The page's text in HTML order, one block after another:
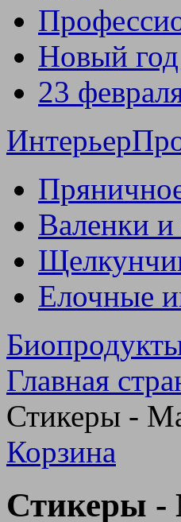
Новый
23
Интерьер
Валенки и
Елочные
Главная
Стикеры -
Корзина
Стикеры